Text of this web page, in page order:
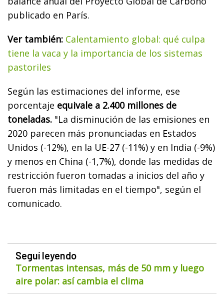
publicado en París.
Ver también: Calentamiento global: qué culpa
tiene la vaca y la importancia de los sistemas
pastoriles
Según las estimaciones del informe, ese
porcentaje equivale a 2.400 millones de
toneladas. "La disminución de las emisiones en
2020 parecen más pronunciadas en Estados
Unidos (-12%), en la UE-27 (-11%) y en India (-9%)
y menos en China (-1,7%), donde las medidas de
restricción fueron tomadas a inicios del año y
fueron más limitadas en el tiempo", según el
comunicado.
Seguí leyendo
Tormentas intensas, más de 50 mm y luego
aire polar: así cambia el clima